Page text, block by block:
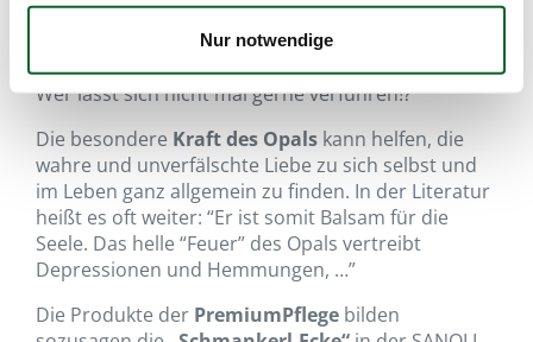
Nur notwendige
…sinnliche Verführung!!!
Wer lässt sich nicht mal gerne verführen!?
Die besondere Kraft des Opals kann helfen, die
wahre und unverfälschte Liebe zu sich selbst und
im Leben ganz allgemein zu finden. In der Literatur
heißt es oft weiter: “Er ist somit Balsam für die
Seele. Das helle “Feuer” des Opals vertreibt
Depressionen und Hemmungen, …”
Die Produkte der PremiumPflege bilden